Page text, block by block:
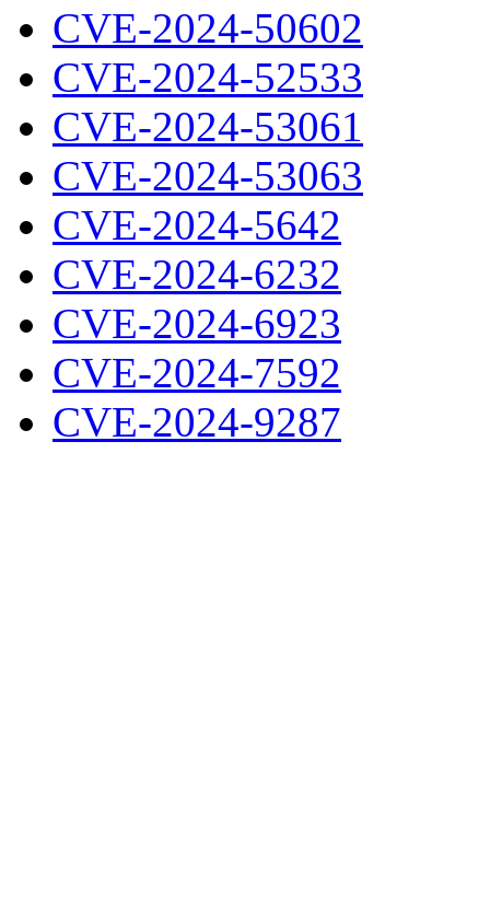
CVE-2024-50602
CVE-2024-52533
CVE-2024-53061
CVE-2024-53063
CVE-2024-5642
CVE-2024-6232
CVE-2024-6923
CVE-2024-7592
CVE-2024-9287